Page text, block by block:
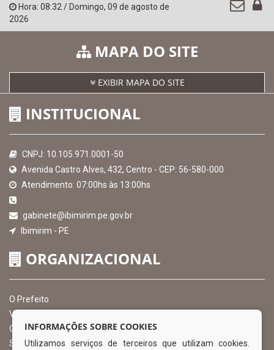
Hora: 08:32/ Domingo, 09 de agosto de
2026
MAPA DO SITE
EXIBIR MAPA DO SITE
INSTITUCIONAL
CNPJ: 10.105.971.0001-50
Avenida Castro Alves, 432, Centro - CEP: 56-580-000
Atendimento: 07:00hs às 13:00hs
gabinete@ibimirim.pe.gov.br
Ibimirim - PE
ORGANIZACIONAL
O Prefeito
Vice Prefeito
Ouvidoria Municipal
Serviço de Informação ao Cidadão – SIC
INFORMAÇÕES SOBRE COOKIES
Utilizamos serviços de terceiros que utilizam cookies.